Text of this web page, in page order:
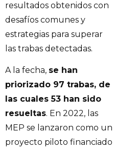
resultados obtenidos con
desafíos comunes y
estrategias para superar
las trabas detectadas.
A la fecha, se han
priorizado 97 trabas, de
las cuales 53 han sido
resueltas. En 2022, las
MEP se lanzaron como un
proyecto piloto financiado